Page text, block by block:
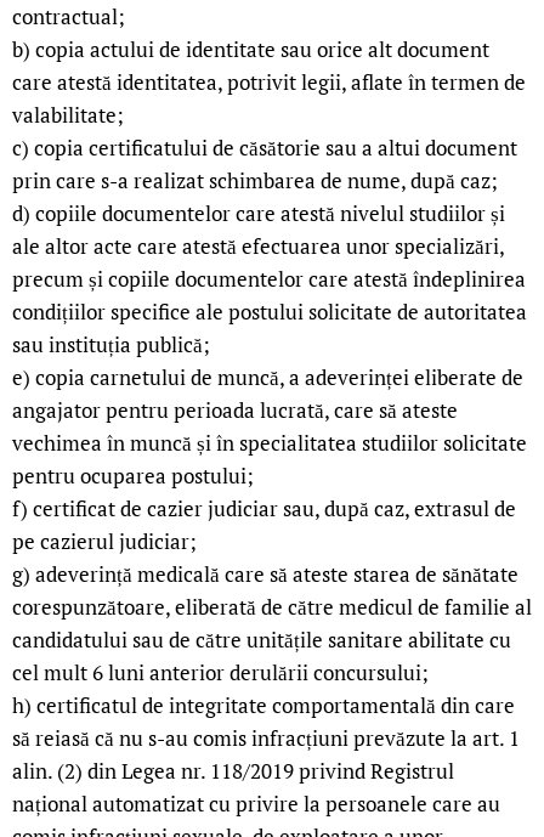
contractual;
b) copia actului de identitate sau orice alt document
care atestă identitatea, potrivit legii, aflate în termen de
valabilitate;
c) copia certificatului de căsătorie sau a altui document
prin care s-a realizat schimbarea de nume, după caz;
d) copiile documentelor care atestă nivelul studiilor și
ale altor acte care atestă efectuarea unor specializări,
precum și copiile documentelor care atestă îndeplinirea
condițiilor specifice ale postului solicitate de autoritatea
sau instituția publică;
e) copia carnetului de muncă, a adeverinței eliberate de
angajator pentru perioada lucrată, care să ateste
vechimea în muncă și în specialitatea studiilor solicitate
pentru ocuparea postului;
f) certificat de cazier judiciar sau, după caz, extrasul de
pe cazierul judiciar;
g) adeverință medicală care să ateste starea de sănătate
corespunzătoare, eliberată de către medicul de familie al
candidatului sau de către unitățile sanitare abilitate cu
cel mult 6 luni anterior derulării concursului;
h) certificatul de integritate comportamentală din care
să reiasă că nu s-au comis infracțiuni prevăzute la art. 1
alin. (2) din Legea nr. 118/2019 privind Registrul
național automatizat cu privire la persoanele care au